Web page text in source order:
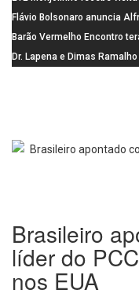
campeonato Estadual
científica da FAPESP
Flávio Bolsonaro anuncia
Gaspar, relator da comissão
INSS, como vice
Barão Vermelho Encontro
data extra em Belo Horizonte
Dr. Lapena e Dimas Ramalho
Brasileiro
líder do
nos EUA